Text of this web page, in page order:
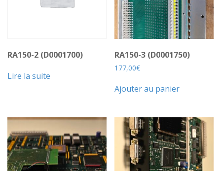
RA150-2 (D0001700)
Lire la suite
RA150-3 (D0001750)
177,00€
Ajouter au panier